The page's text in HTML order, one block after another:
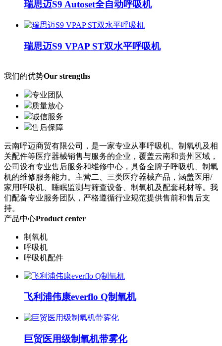
瑞思迈S9 Autoset全自动呼吸机
瑞思迈S9 VPAP ST双水平呼吸机
我们的优势Our strengths
专业团队
质量放心
诚信服务
售后保障
云南呼迈商贸有限公司，是一家专业从事呼吸机、制氧机及相
关配件等医疗器械销售与服务的企业，覆盖云南和贵州区域，
公司设有专业售后服务和维修中心，具备全牌子呼吸机、制氧
机的维修服务能力。主营二、三类医疗器械产品，涵盖医用/
家用呼吸机、睡眠监测与筛查设备、制氧机及配套耗材等。我
们配备专业服务团队，严格遵循行业规范提供售前和售后支
持。
产品中心Product center
制氧机
呼吸机
呼吸机配件
飞利浦伟康everflo Q制氧机
巨贸医用级制氧机带雾化